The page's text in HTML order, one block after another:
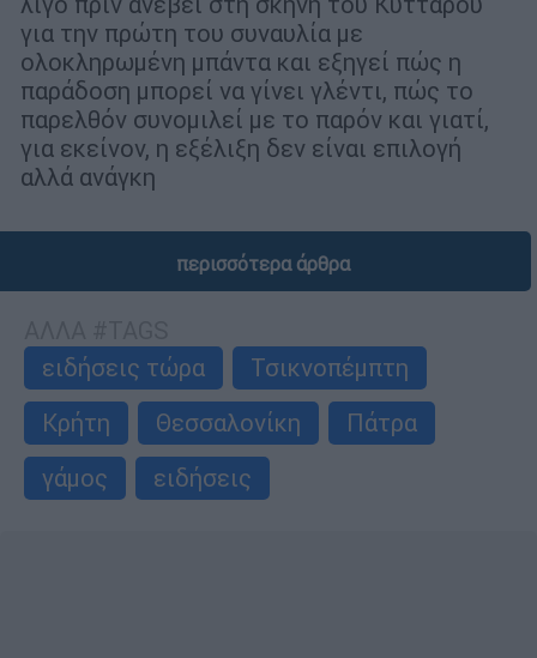
για την πρώτη του συναυλία με
ολοκληρωμένη μπάντα και εξηγεί πώς η
παράδοση μπορεί να γίνει γλέντι, πώς το
παρελθόν συνομιλεί με το παρόν και γιατί,
για εκείνον, η εξέλιξη δεν είναι επιλογή
αλλά ανάγκη
περισσότερα άρθρα
ειδήσεις τώρα
Τσικνοπέμπτη
Κρήτη
Θεσσαλονίκη
Πάτρα
γάμος
ειδήσεις